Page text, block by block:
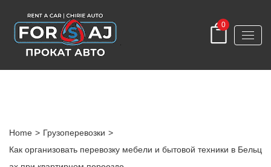
0
Home > Грузоперевозки >
Как организовать перевозку мебели и бытовой техники в Бельц